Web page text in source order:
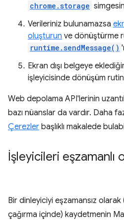
chrome.storage
Verileriniz bulunamazsa
oluşturun ve dönüştürme
runtime.sendMessage()
Ekran dışı belgeye
işleyicisinde dönüşüm
Web depolama API'lerinin
bazı nüanslar da vardır. Daha
Çerezler başlıklı makalede
İşleyicileri eşzamanlı
Bir dinleyiciyi eşzamansız
çağırma içinde) kaydetmenin